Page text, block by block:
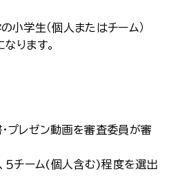
学生（個人またはチーム）
ります。
プレゼン動画を審査委員が審
５チーム(個人含む)程度を選出